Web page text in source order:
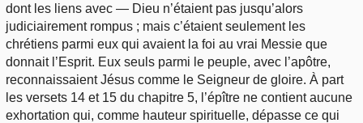
dont les liens avec — Dieu n’étaient pas jusqu’alors
judiciairement rompus ; mais c’étaient seulement les
chrétiens parmi eux qui avaient la foi au vrai Messie que
donnait l’Esprit. Eux seuls parmi le peuple, avec l’apôtre,
reconnaissaient Jésus comme le Seigneur de gloire. À part
les versets 14 et 15 du chapitre 5, l’épître ne contient aucune
exhortation qui, comme hauteur spirituelle, dépasse ce qui